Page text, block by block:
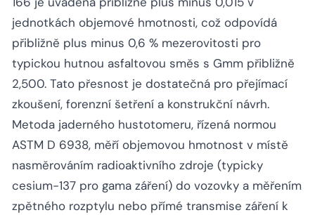
jednotkách objemové hmotnosti, což odpovídá
přibližně plus minus 0,6 % mezerovitosti pro
typickou hutnou asfaltovou směs s Gmm přibližně
2,500. Tato přesnost je dostatečná pro přejímací
zkoušení, forenzní šetření a konstrukční návrh.
Metoda jaderného hustotomeru, řízená normou
ASTM D 6938, měří objemovou hmotnost v místě
nasměrováním radioaktivního zdroje (typicky
cesium-137 pro gama záření) do vozovky a měřením
zpětného rozptylu nebo přímé transmise záření k